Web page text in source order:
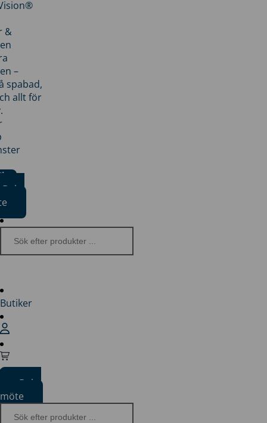
&
–
spabad,
allt för
Boka
Butiker
Boka
möte